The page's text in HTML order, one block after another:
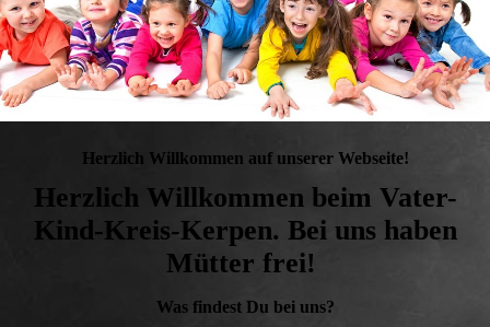
Herzlich Willkommen auf unserer Webseite!
Herzlich Willkommen beim Vater-
Kind-Kreis-Kerpen. Bei uns haben
Mütter frei!
Was findest Du bei uns?